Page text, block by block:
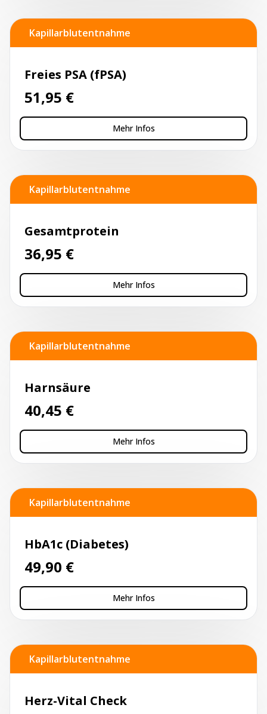
Kapillarblutentnahme
Freies PSA (fPSA)
51,95 €
Mehr Infos
Kapillarblutentnahme
Gesamtprotein
36,95 €
Mehr Infos
Kapillarblutentnahme
Harnsäure
40,45 €
Mehr Infos
Kapillarblutentnahme
HbA1c (Diabetes)
49,90 €
Mehr Infos
Kapillarblutentnahme
Herz-Vital Check